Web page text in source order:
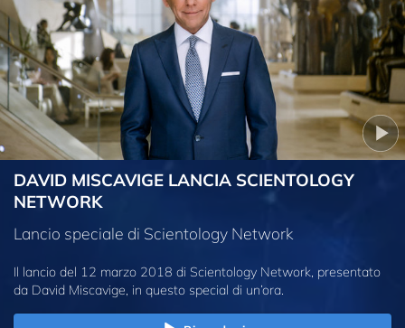
DAVID MISCAVIGE LANCIA SCIENTOLOGY
NETWORK
Lancio speciale di Scientology Network
Il lancio del 12 marzo 2018 di Scientology Network, presentato
da David Miscavige, in questo special di un’ora.